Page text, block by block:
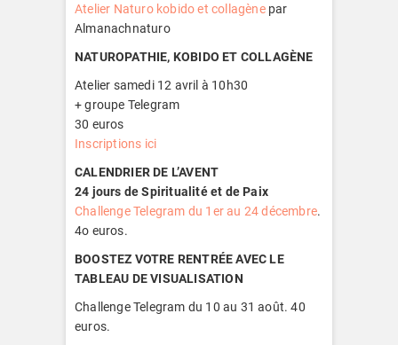
Atelier Naturo kobido et collagènepar
Almanachnaturo
NATUROPATHIE, KOBIDO ET COLLAGÈNE
Atelier samedi 12 avril à 10h30
+ groupe Telegram
30 euros
Inscriptions ici
CALENDRIER DE L’AVENT
24 jours de Spiritualité et de Paix
Challenge Telegram du 1er au 24 décembre.
4o euros.
BOOSTEZ VOTRE RENTRÉE AVEC LE
TABLEAU DE VISUALISATION
Challenge Telegram du 10 au 31 août. 40
euros.